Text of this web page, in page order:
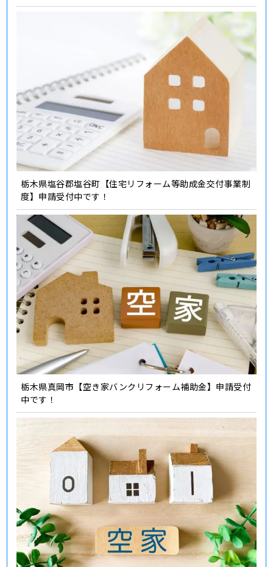
栃木県塩谷郡塩谷町【住宅リフォーム等助成金交付事業制
度】申請受付中です！
栃木県真岡市【空き家バンクリフォーム補助金】申請受付
中です！